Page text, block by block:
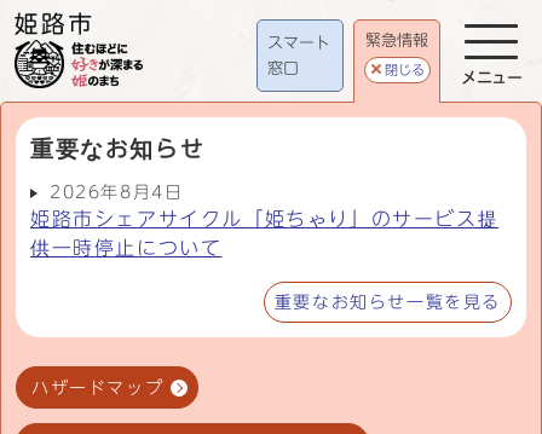
スマート
窓口
緊急情報
閉じる
重要なお知らせ
2026年8月4日
姫路市シェアサイクル「姫ちゃり」のサービス提
供一時停止について
重要なお知らせ一覧を見る
ハザードマップ
メニュー